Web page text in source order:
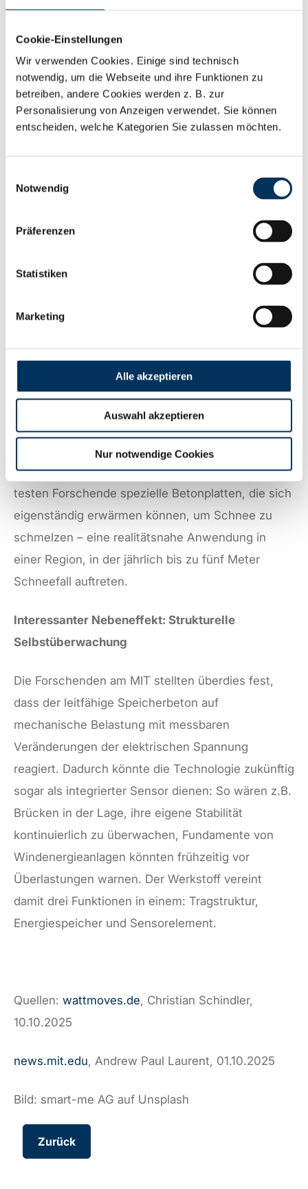
Cookie-Einstellungen
Wir verwenden Cookies. Einige sind technisch
notwendig, um die Webseite und ihre Funktionen zu
betreiben, andere Cookies werden z. B. zur
Personalisierung von Anzeigen verwendet. Sie können
entscheiden, welche Kategorien Sie zulassen möchten.
Notwendig
Präferenzen
Statistiken
Marketing
Alle akzeptieren
Auswahl akzeptieren
Nur notwendige Cookies
Speicherbeton könnte theoretisch etwa 7,5 kWh
liefern – ausreichend für rund 30 bis 50 Kilometer
Reichweite.
Konkrete Anwendungen für E-Fahrzeuge
Ladeleistung liegt vorerst bei lediglich 1-2 kW und
entspricht damit dem sogenannten Level-1-Laden.
Für eine vollständige Ladung eines Elektroautos
Schnellladeinfrastruktur stellt heute 50-350 kW
bereit. Hinzu kommt, dass wichtige Komponenten
wie Leistungselektronik zur Spannungsanpassung
Japan setzt bereits erste Projekte um
In Japan wird die Technologie derweil bereits
praktisch erprobt: Das Unternehmen Aizawa
Concrete kooperiert mit dem MIT. In Sapporo
testen Forschende spezielle Betonplatten, die sich
eigenständig erwärmen können, um Schnee zu
schmelzen – eine realitätsnahe Anwendung in
einer Region, in der jährlich bis zu fünf Meter
Schneefall auftreten.
Interessanter Nebeneffekt: Strukturelle
Selbstüberwachung
Die Forschenden am MIT stellten überdies fest,
dass der leitfähige Speicherbeton auf
mechanische Belastung mit messbaren
Veränderungen der elektrischen Spannung
reagiert. Dadurch könnte die Technologie zukünftig
sogar als integrierter Sensor dienen: So wären z.B.
Brücken in der Lage, ihre eigene Stabilität
kontinuierlich zu überwachen, Fundamente von
Windenergieanlagen könnten frühzeitig vor
Überlastungen warnen. Der Werkstoff vereint
damit drei Funktionen in einem: Tragstruktur,
Energiespeicher und Sensorelement.
Quellen: wattmoves.de, Christian Schindler,
10.10.2025
news.mit.edu, Andrew Paul Laurent, 01.10.2025
Bild: smart-me AG auf Unsplash
Zurück